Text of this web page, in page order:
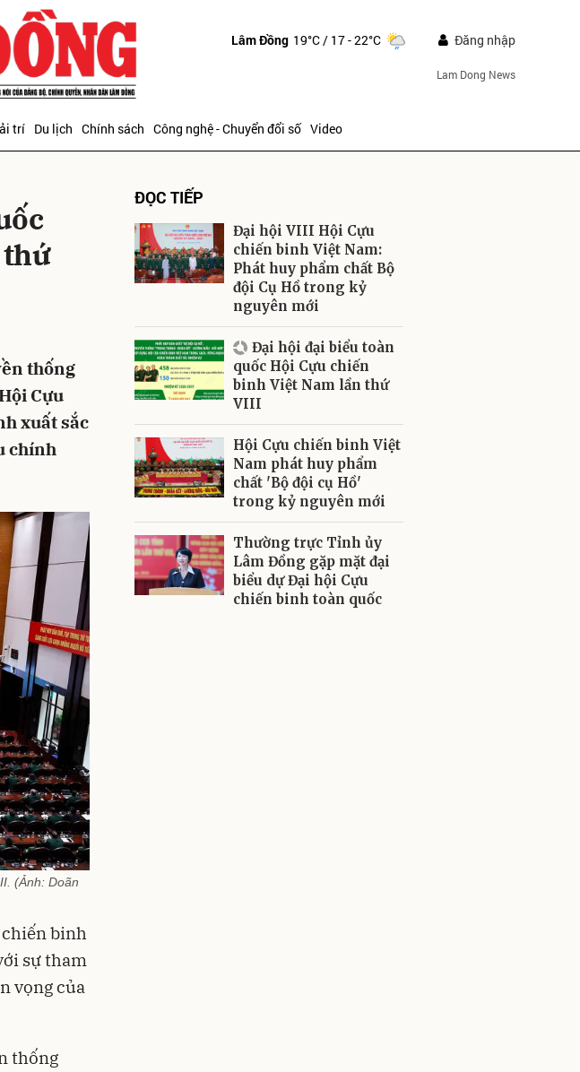
Lâm Đồng 19°C/ 17 - 22°C Đăng nhập
Lam Dong News
trí Du lịch Chính sách Công nghệ - Chuyển đổi số Video
thứ
thống
Cựu
xuất sắc
chính
(Ảnh: Doãn
binh
sự tham
vọng của
thống
ĐỌC TIẾP
Đại hội VIII Hội Cựu
chiến binh Việt Nam:
Phát huy phẩm chất Bộ
đội Cụ Hồ trong kỷ
nguyên mới
Đại hội đại biểu toàn
quốc Hội Cựu chiến
binh Việt Nam lần thứ
VIII
Hội Cựu chiến binh Việt
Nam phát huy phẩm
chất 'Bộ đội cụ Hồ'
trong kỷ nguyên mới
Thường trực Tỉnh ủy
Lâm Đồng gặp mặt đại
biểu dự Đại hội Cựu
chiến binh toàn quốc